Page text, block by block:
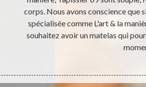
corps. Nous avons conscience que
spécialisée comme L'art & la
souhaitez avoir un matelas qui